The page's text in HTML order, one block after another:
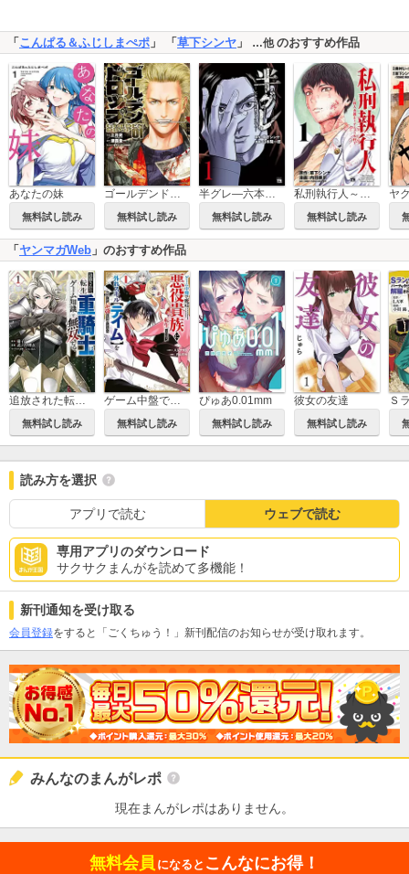
「 こんぱる＆ふじしまぺポ 」 「 草下シンヤ 」 …他のおすすめ作品
あなたの妹
無料試し読み
ゴールデンドロップ
無料試し読み
半グレ―六本木 摩天楼のレクイエム―
無料試し読み
私刑執行人～殺人弁護士とテミスの天秤～【電子単行本】
無料試し読み
「 ヤンマガWeb 」のおすすめ作品
追放された転生重騎士はゲーム知識で無双する
無料試し読み
ゲーム中盤で死ぬ悪役貴族に転生したので、外れスキル【テイム】を駆使して最強を目指してみた
無料試し読み
ぴゅあ0.01mm
無料試し読み
彼女の友達
無料試し読み
読み方を選択
アプリで読む ウェブで読む
専用アプリのダウンロード
サクサクまんがを読めて多機能！
新刊通知を受け取る
会員登録をすると「ごくちゅう！」新刊配信のお知らせが受け取れます。
みんなのまんがレポ
現在まんがレポはありません。
無料会員 になると こんなにお得！